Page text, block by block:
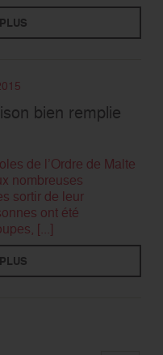
bien remplie
de l’Ordre de Malte
nombreuses
sortir de leur
ont été
[...]